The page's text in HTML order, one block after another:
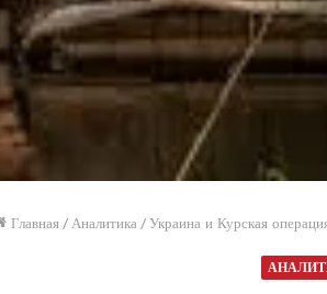
Главная / Аналитика / Украина и Курская